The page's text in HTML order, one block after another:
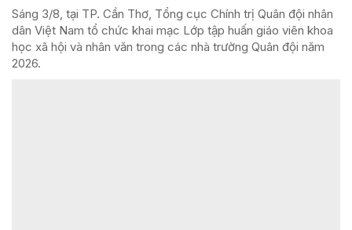
Sáng 3/8, tại TP. Cần Thơ, Tổng cục Chính trị Quân đội nhân
dân Việt Nam tổ chức khai mạc Lớp tập huấn giáo viên khoa
học xã hội và nhân văn trong các nhà trường Quân đội năm
2026.